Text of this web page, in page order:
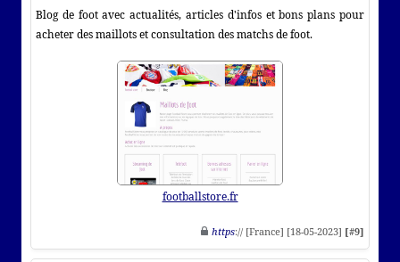
Blog de foot avec actualités, articles d'infos et bons plans pour
acheter des maillots et consultation des matchs de foot.
footballstore.fr
https:// [France] [18-05-2023] [#9]